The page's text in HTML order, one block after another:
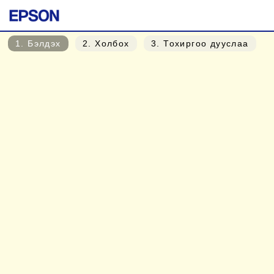
1 . Бэлдэх 2 . Холбох 3 . Тохиргоо дууслаа